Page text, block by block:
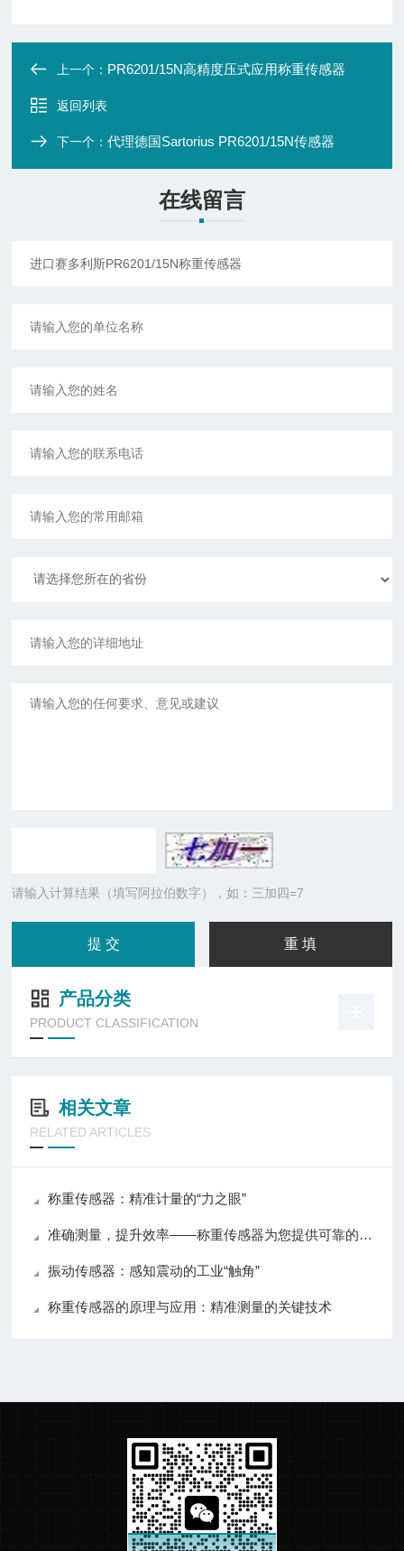
上一个： PR6201/15N高精度压式应用称重传感器
返回列表
下一个：代理德国Sartorius PR6201/15N传感器
在线留言
请输入计算结果（填写阿拉伯数字），如：三加四=7
产品分类
PRODUCT CLASSIFICATION
相关文章
RELATED ARTICLES
称重传感器：精准计量的“力之眼”
准确测量，提升效率——称重传感器为您提供可靠的数据支持
振动传感器：感知震动的工业“触角”
称重传感器的原理与应用：精准测量的关键技术